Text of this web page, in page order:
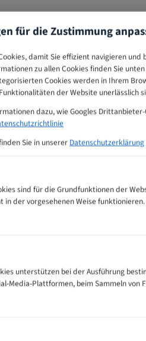
Tabelle
für die Zustimmung
damit Sie effizient navigieren
zu allen Cookies finden Sie
Cookies werden in Ihrem
der Website unerlässlich
dazu, wie Googles
Sie in unserer Datenschutzerklärung
sind für die Grundfunktionen der
in der vorgesehenen Weise
unterstützen bei der Ausführung
Media-Plattformen, beim Sammeln von